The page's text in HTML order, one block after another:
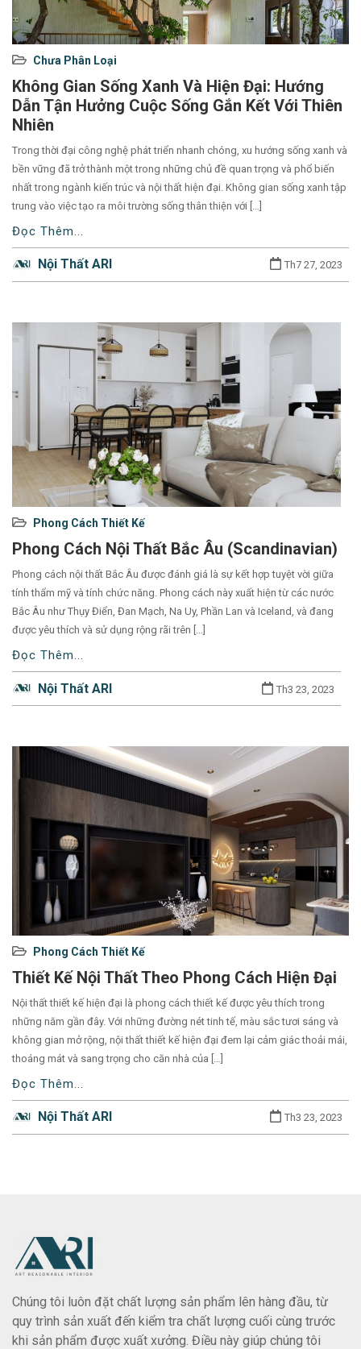
Used
before
category
names.
Chưa Phân Loại
Không Gian Sống Xanh Và Hiện Đại: Hướng
Dẫn Tận Hưởng Cuộc Sống Gắn Kết Với Thiên
Nhiên
Trong thời đại công nghệ phát triển nhanh chóng, xu hướng sống xanh và
bền vững đã trở thành một trong những chủ đề quan trọng và phổ biến
nhất trong ngành kiến trúc và nội thất hiện đại. Không gian sống xanh tập
trung vào việc tạo ra môi trường sống thân thiện với […]
Đọc Thêm...
Nội Thất ARI Th7 27, 2023
Used
before
category
names.
Phong Cách Thiết Kế
Phong Cách Nội Thất Bắc Âu (Scandinavian)
Phong cách nội thất Bắc Âu được đánh giá là sự kết hợp tuyệt vời giữa
tính thẩm mỹ và tính chức năng. Phong cách này xuất hiện từ các nước
Bắc Âu như Thụy Điển, Đan Mạch, Na Uy, Phần Lan và Iceland, và đang
được yêu thích và sử dụng rộng rãi trên […]
Đọc Thêm...
Nội Thất ARI Th3 23, 2023
Used
before
category
names.
Phong Cách Thiết Kế
Thiết Kế Nội Thất Theo Phong Cách Hiện Đại
Nội thất thiết kế hiện đại là phong cách thiết kế được yêu thích trong
những năm gần đây. Với những đường nét tinh tế, màu sắc tươi sáng và
không gian mở rộng, nội thất thiết kế hiện đại đem lại cảm giác thoải mái,
thoáng mát và sang trọng cho căn nhà của […]
Đọc Thêm...
Nội Thất ARI Th3 23, 2023
Chúng tôi luôn đặt chất lượng sản phẩm lên hàng đầu, từ
quy trình sản xuất đến kiểm tra chất lượng cuối cùng trước
khi sản phẩm được xuất xưởng. Điều này giúp chúng tôi